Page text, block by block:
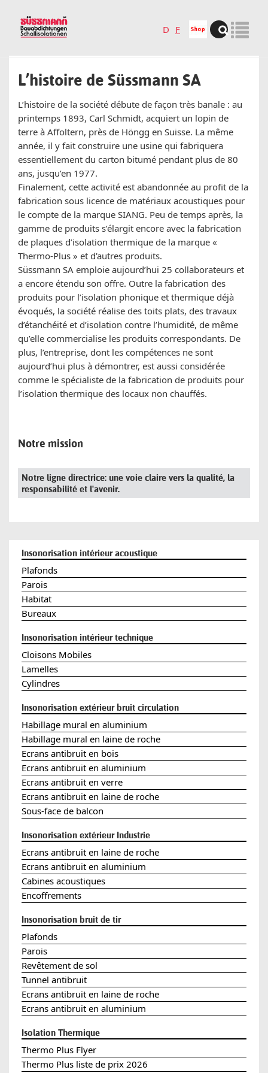
D F
L’histoire de Süssmann SA
L’histoire de la société débute de façon très banale : au
printemps 1893, Carl Schmidt, acquiert un lopin de
terre à Affoltern, près de Höngg en Suisse. La même
année, il y fait construire une usine qui fabriquera
essentiellement du carton bitumé pendant plus de 80
ans, jusqu’en 1977.
Finalement, cette activité est abandonnée au profit de la
fabrication sous licence de matériaux acoustiques pour
le compte de la marque SIANG. Peu de temps après, la
gamme de produits s’élargit encore avec la fabrication
de plaques d’isolation thermique de la marque «
Thermo-Plus » et d'autres produits.
Süssmann SA emploie aujourd’hui 25 collaborateurs et
a encore étendu son offre. Outre la fabrication des
produits pour l’isolation phonique et thermique déjà
évoqués, la société réalise des toits plats, des travaux
d’étanchéité et d’isolation contre l’humidité, de même
qu’elle commercialise les produits correspondants. De
plus, l’entreprise, dont les compétences ne sont
aujourd’hui plus à démontrer, est aussi considérée
comme le spécialiste de la fabrication de produits pour
l’isolation thermique des locaux non chauffés.
Notre mission
Notre ligne directrice: une voie claire vers la qualité, la
responsabilité et l'avenir.
enrichit notre collaboration.
Pause
Insonorisation intérieur acoustique
Plafonds
Parois
Habitat
Bureaux
Insonorisation intérieur technique
Cloisons Mobiles
Lamelles
Cylindres
Insonorisation extérieur bruit circulation
Habillage mural en aluminium
Habillage mural en laine de roche
Ecrans antibruit en bois
Ecrans antibruit en aluminium
Ecrans antibruit en verre
Ecrans antibruit en laine de roche
Sous-face de balcon
Insonorisation extérieur Industrie
Ecrans antibruit en laine de roche
Ecrans antibruit en aluminium
Cabines acoustiques
Encoffrements
Insonorisation bruit de tir
Plafonds
Parois
Revêtement de sol
Tunnel antibruit
Ecrans antibruit en laine de roche
Ecrans antibruit en aluminium
Isolation Thermique
Thermo Plus Flyer
Thermo Plus liste de prix 2026